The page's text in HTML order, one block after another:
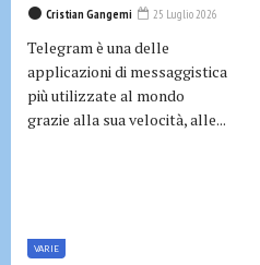
Cristian Gangemi 25 Luglio 2026
Telegram è una delle
applicazioni di messaggistica
più utilizzate al mondo
grazie alla sua velocità, alle...
VARIE